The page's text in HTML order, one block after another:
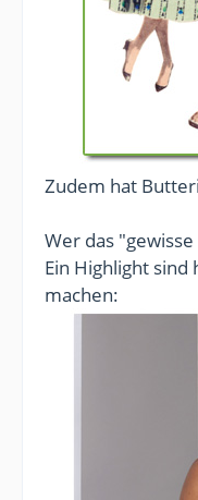
Zudem hat
Wer das
Ein Highlight
machen: